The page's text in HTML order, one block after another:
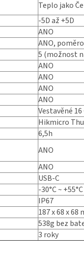
Teplo jako
-5D až +5D
ANO
ANO,
5 (možnost
ANO
ANO
ANO
ANO
Vestavěné 16
Hikmicro
6,5h
ANO
ANO
USB-C
-30°C ~ +55°C
IP67
187 x 68 x 68
538g bez
3 roky